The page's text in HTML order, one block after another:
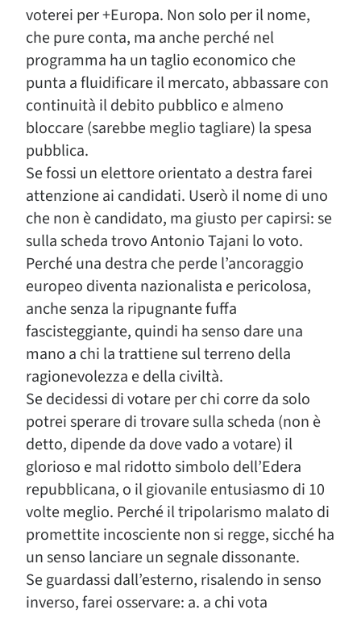
voterei per +Europa. Non solo per il nome,
che pure conta, ma anche perché nel
programma ha un taglio economico che
punta a fluidificare il mercato, abbassare con
continuità il debito pubblico e almeno
bloccare (sarebbe meglio tagliare) la spesa
pubblica.
Se fossi un elettore orientato a destra farei
attenzione ai candidati. Userò il nome di uno
che non è candidato, ma giusto per capirsi: se
sulla scheda trovo Antonio Tajani lo voto.
Perché una destra che perde l’ancoraggio
europeo diventa nazionalista e pericolosa,
anche senza la ripugnante fuffa
fascisteggiante, quindi ha senso dare una
mano a chi la trattiene sul terreno della
ragionevolezza e della civiltà.
Se decidessi di votare per chi corre da solo
potrei sperare di trovare sulla scheda (non è
detto, dipende da dove vado a votare) il
glorioso e mal ridotto simbolo dell’Edera
repubblicana, o il giovanile entusiasmo di 10
volte meglio. Perché il tripolarismo malato di
promettite incosciente non si regge, sicché ha
un senso lanciare un segnale dissonante.
Se guardassi dall’esterno, risalendo in senso
inverso, farei osservare: a. a chi vota